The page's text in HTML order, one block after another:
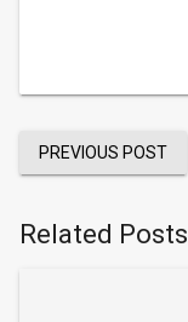
PREVIOUS POST
Related Posts